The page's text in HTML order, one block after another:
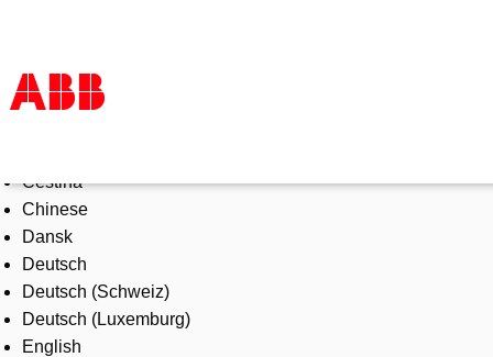
Products & Solutions
Industries
Services
About us
Where to buy
Contact us
Careers
Čeština
Chinese
Dansk
Deutsch
Deutsch (Schweiz)
Deutsch (Luxemburg)
English